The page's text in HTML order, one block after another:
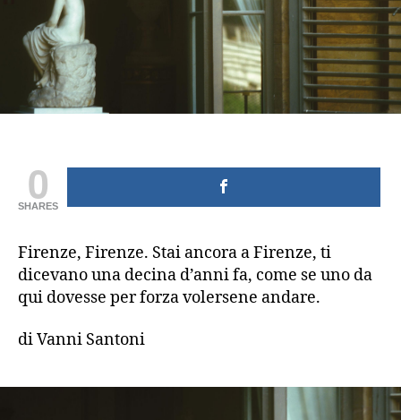
0
SHARES
Firenze, Firenze. Stai ancora a Firenze, ti
dicevano una decina d’anni fa, come se uno da
qui dovesse per forza volersene andare.
di Vanni Santoni